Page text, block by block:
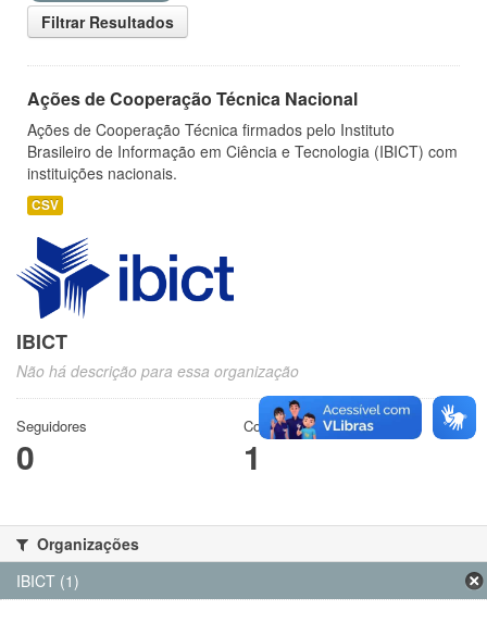
Filtrar Resultados
Ações de Cooperação Técnica Nacional
Ações de Cooperação Técnica firmados pelo Instituto
Brasileiro de Informação em Ciência e Tecnologia (IBICT) com
instituições nacionais.
CSV
IBICT
Não há descrição para essa organização
Seguidores
0
Conjuntos de dados
1
Organizações
IBICT (1)